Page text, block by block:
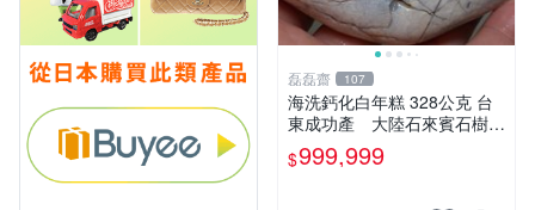
磊磊齋 107
海洗鈣化白年糕 328公克 台
東成功產 大陸石來賓石樹化
玉硅化木化石古骨董古文玩中
國台灣招財風水命理藝術收藏
$999,999